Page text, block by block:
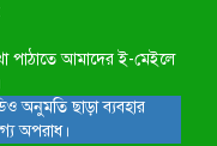
পাঠাতে আমাদের ই-মেইলে
অনুমতি ছাড়া ব্যবহার
অপরাধ।